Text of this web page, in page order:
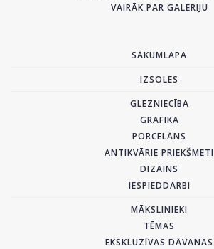
VAIRĀK PAR GALERIJU
SĀKUMLAPA
IZSOLES
GLEZNIECĪBA
GRAFIKA
PORCELĀNS
ANTIKVĀRIE PRIEKŠMETI
DIZAINS
IESPIEDDARBI
MĀKSLINIEKI
TĒMAS
EKSKLUZĪVAS DĀVANAS